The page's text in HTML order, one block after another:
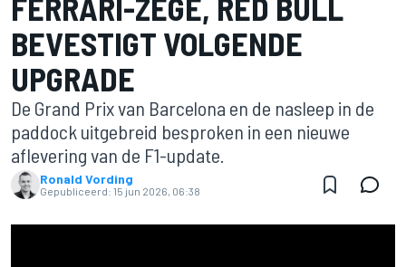
BEVESTIGT VOLGENDE
UPGRADE
De Grand Prix van Barcelona en de nasleep in de
paddock uitgebreid besproken in een nieuwe
aflevering van de F1-update.
Ronald Vording
Gepubliceerd: 15 jun 2026, 06:38